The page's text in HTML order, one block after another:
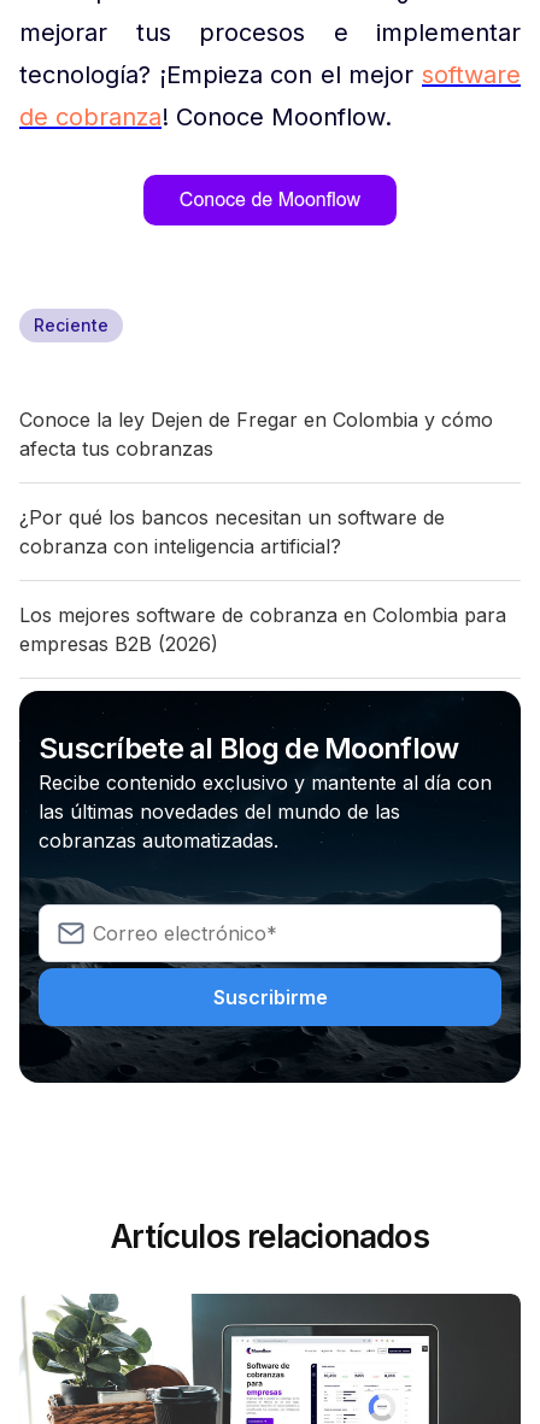
mejorar tus procesos e implementar
tecnología? ¡Empieza con el mejor software
de cobranza! Conoce Moonflow.
Reciente
Conoce la ley Dejen de Fregar en Colombia y cómo
afecta tus cobranzas
¿Por qué los bancos necesitan un software de
cobranza con inteligencia artificial?
Los mejores software de cobranza en Colombia para
empresas B2B (2026)
Suscríbete al Blog de Moonflow
Recibe contenido exclusivo y mantente al día con
las últimas novedades del mundo de las
cobranzas automatizadas.
Artículos relacionados